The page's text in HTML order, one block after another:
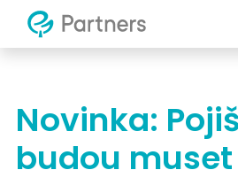
Novinka:
budou muset